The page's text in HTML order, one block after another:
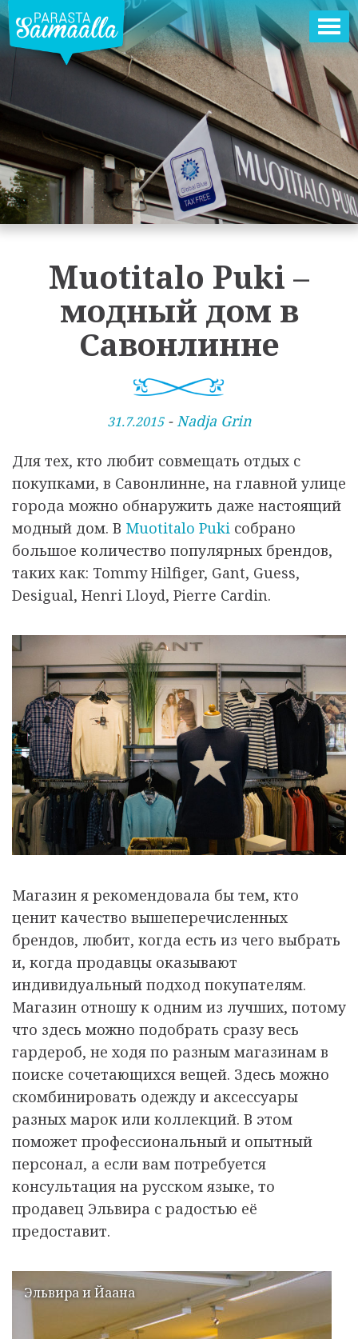
Muotitalo Puki –
модный дом в
Савонлинне
О
у
б
л
и
к
о
в
о
31.7.2015-Nadja Grin
Для тех, кто любит совмещать отдых с
покупками, в Савонлинне, на главной улице
города можно обнаружить даже настоящий
модный дом. В Muotitalo Puki собрано
большое количество популярных брендов,
таких как: Tommy Hilfiger, Gant, Guess,
Desigual, Henri Lloyd, Pierre Cardin.
Магазин я рекомендовала бы тем, кто
ценит качество вышеперечисленных
брендов, любит, когда есть из чего выбрать
и, когда продавцы оказывают
индивидуальный подход покупателям.
Магазин отношу к одним из лучших, потому
что здесь можно подобрать сразу весь
гардероб, не ходя по разным магазинам в
поиске сочетающихся вещей. Здесь можно
скомбинировать одежду и аксессуары
разных марок или коллекций. В этом
поможет профессиональный и опытный
персонал, а если вам потребуется
консультация на русском языке, то
продавец Эльвира с радостью её
предоставит.
Эльвира и Йаана